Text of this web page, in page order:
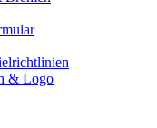
& Logo